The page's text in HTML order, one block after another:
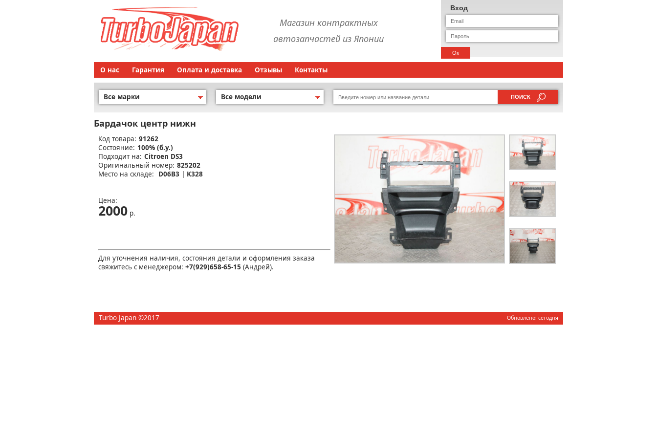
Магазин контрактных
автозапчастей из Японии
Вход
Ок
О нас Гарантия Оплата и доставка Отзывы Контакты
Все марки Все модели ПОИСК
Бардачок центр нижн
Код товара: 91262
Состояние: 100% (б.у.)
Подходит на: Citroen DS3
Оригинальный номер: 825202
Место на складе:
D06B3 | K328
Цена:
2000 р.
Для уточнения наличия, состояния детали и оформления заказа
свяжитесь с менеджером: +7(929)658-65-15 (Андрей).
Turbo Japan ©2017 Обновлено: cегодня